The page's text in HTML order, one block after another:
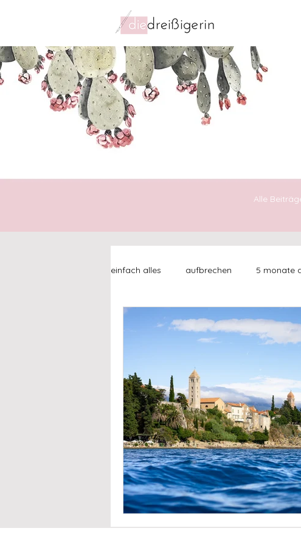
Alle
einfach alles aufbrechen 5 monate
beziehungen
alltagsgeschichten
how to... jetzt & immer lieblinge